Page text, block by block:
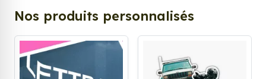
Nos produits personnalisés